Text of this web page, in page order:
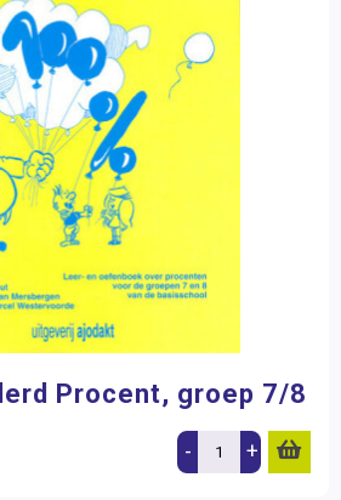
Procent, groep 7/8
- +